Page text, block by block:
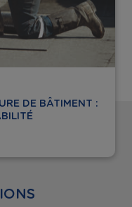
DE BÂTIMENT :